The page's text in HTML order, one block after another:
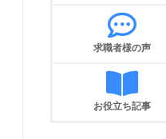
求職者様の声
お役立ち記事